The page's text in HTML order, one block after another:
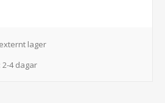
lager
2-4 dagar